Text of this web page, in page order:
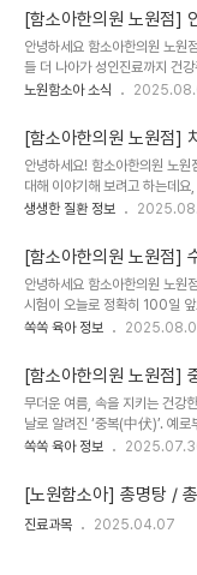
소개드립니다.이러한 식품들은
까요?특히 한방에서는 여름철
病)’이라고 표현하는데요,오늘
속 건강관리 팁까지 차분히 알
'양서병'이란?햇빛 아래 잠깐만
얼굴이 화끈 달아오르는 요즘!
상들을 **‘양서병(陽暑病)..
[함소아한의원 노원점]
안녕하세요 함소아한의원 노
들 더 나아가 성인진료까지 건
노원함소아 소식
[함소아한의원 노원점]
a Fever): 감염 경로와
안녕하세요! 함소아한의원 노
대해 이야기해 보려고 하는데
는 질환이기 때문에 특히 여행
바이러스과에 속하는 바이러스
견되었습니다. 그 후 아시아, 아
가들에서 주로 발생했으며, 최
려되는 바이러스입니다.치쿤구
대표적인 증상은 바로 고열과
주로 손목, 발목, 무릎 같은 관
생생한 질환 정보
[함소아한의원 노원점]
요한 건 '컨디션 관리'입
안녕하세요 함소아한의원 노
시험이 오늘로 정확히 100일
여러분은 하루하루가 긴장의 연
해야 효율이 높아지기 마련이죠
위해 필요한 생활관리 팁들을
따뜻한 차 한 잔과 간단한 지압
화가 잘 안 되거나 속이 더부룩
도와주는 따뜻한 차 한 잔과 가
이 덜한 차를 마셔보기엎드려 자
쏙쏙 육아 정보
[함소아한의원 노원점]
름철 배앓이 예방 음식
무더운 여름, 속을 지키는 건강
날로 알려진 ‘중복(中伏)’. 예
겁다"는 말이 전해질 정도로, 이
사용과 찬 음식 섭취는 여름철
사 등을 유발할 수 있습니다.실
쉬운 계절로 꼽힙니다. 찬 음식
쏙쏙 육아 정보
[노원함소아] 총명탕 /
진료과목 2025.04.07